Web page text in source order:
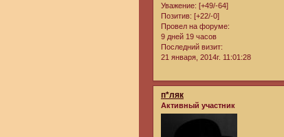
Уважение: [+49/-64]
Позитив: [+22/-0]
Провел на форуме:
9 дней 19 часов
Последний визит:
21 января, 2014г. 11:01:28
п*ляк
Активный участник